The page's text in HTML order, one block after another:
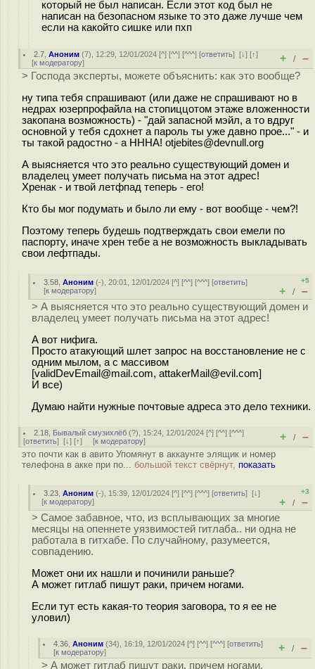
который не был написан. Если этот код был не
написан на безопасном языке то это даже лучше чем
если на какойто сишке или пхп
2.7 ,Аноним (7), 12:29, 12/01/2024 [^] [^^] [^^^] [ответить][↓] [↑]
[к модератору] + / –
> Господа эксперты, можете объяснить: как это вообще?
ну типа тебя спрашивают (или даже не спрашивают но в
недрах юзерпрофайла на стопиццотом этаже вложенности
закопана возможность) - "дай запасной мэйл, а то вдруг
основной у тебя сдохнет а пароль ты уже давно прое..." - и
ты такой радостно - а НННА! otjebites@devnull.org
А выясняется что это реально существующий домен и
владелец умеет получать письма на этот адрес!
Хренак - и твой летфпад теперь - его!
Кто бы мог подумать и было ли ему - вот вообще - чем?!
Поэтому теперь будешь подтверждать свои емели по
паспорту, иначе хрен тебе а не возможность выкладывать
свои лефтпады.
3.58 ,Аноним (-), 20:01, 12/01/2024 [^] [^^] [^^^] [ответить]
[к модератору]
+5
+ / –
> А выясняется что это реально существующий домен и
владелец умеет получать письма на этот адрес!
А вот нифига.
Просто атакующий шлет запрос на восстановление не с
одним мылом, а с массивом
[validDevEmail@mail.com, attakerMail@evil.com]
И все)
Думаю найти нужные почтовые адреса это дело техники.
2.18 Бывалый смузихлёб (?), 15:24, 12/01/2024 [^] [^^] [^^^]
[ответить] [↓] [↑] [к модератору] + / –
это почти как в авито Упомянут в аккаунте элящик и номер
телефона в акке при по... большой текст свёрнут, показать
3.23 ,Аноним (-), 15:39, 12/01/2024 [^] [^^] [^^^] [ответить][↓]
[к модератору]
+3
+ / –
> Самое забавное, что, из всплывающих за многие
месяцы на опеннете уязвимостей гитлаба.. ни одна не
работала в гитхабе. По случайному, разумеется,
совпадению.
Может они их нашли и починили раньше?
А может гитлаб пишут раки, причем ногами.
Если тут есть какая-то теория заговора, то я ее не
уловил)
4.36 ,Аноним (34), 16:19, 12/01/2024 [^] [^^] [^^^] [ответить]
[к модератору] + / –
> А может гитлаб пишут раки, причем ногами.